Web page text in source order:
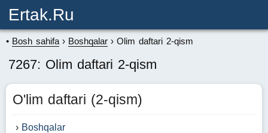
Ertak.ru
Bosh sahifa Boshqalar Olim daftari 2-qism
7267: Olim daftari 2-qism
O'lim daftari (2-qism)
Boshqalar